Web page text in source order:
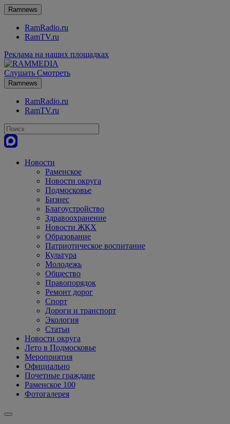
Ramnews
RamRadio.ru
RamTV.ru
Реклама на наших площадках
Слушать Смотреть
Ramnews
RamRadio.ru
RamTV.ru
Новости
Раменское
Новости округа
Подмосковье
Бизнес
Благоустройство
Здравоохранение
Новости ЖКХ
Образование
Патриотическое воспитание
Культура
Молодежь
Общество
Правопорядок
Ремонт дорог
Спорт
Дороги и транспорт
Экология
Статьи
Новости округа
Лето в Подмосковье
Мероприятия
Официально
Почетные граждане
Раменское 100
Фотогалерея